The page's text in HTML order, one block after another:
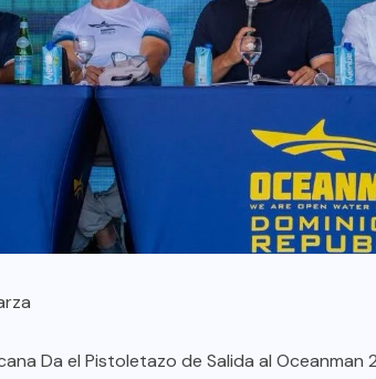
Da el Pistoletazo de Salida al